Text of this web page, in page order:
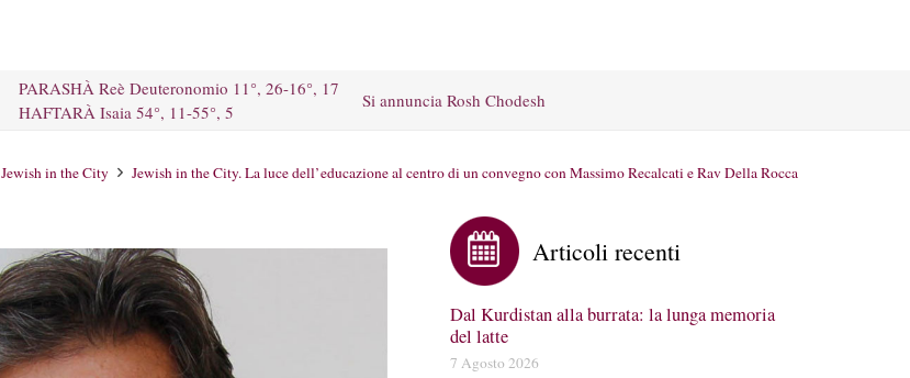
PARASHÀ Reè Deuteronomio 11°, 26-16°, 17
HAFTARÀ Isaia 54°, 11-55°, 5
Si annuncia Rosh Chodesh
Jewish in the City Jewish in the City. La luce dell’educazione al centro di un convegno con Massimo Recalcati e Rav Della Rocca
Articoli recenti
Dal Kurdistan alla burrata: la lunga memoria
del latte
7 Agosto 2026